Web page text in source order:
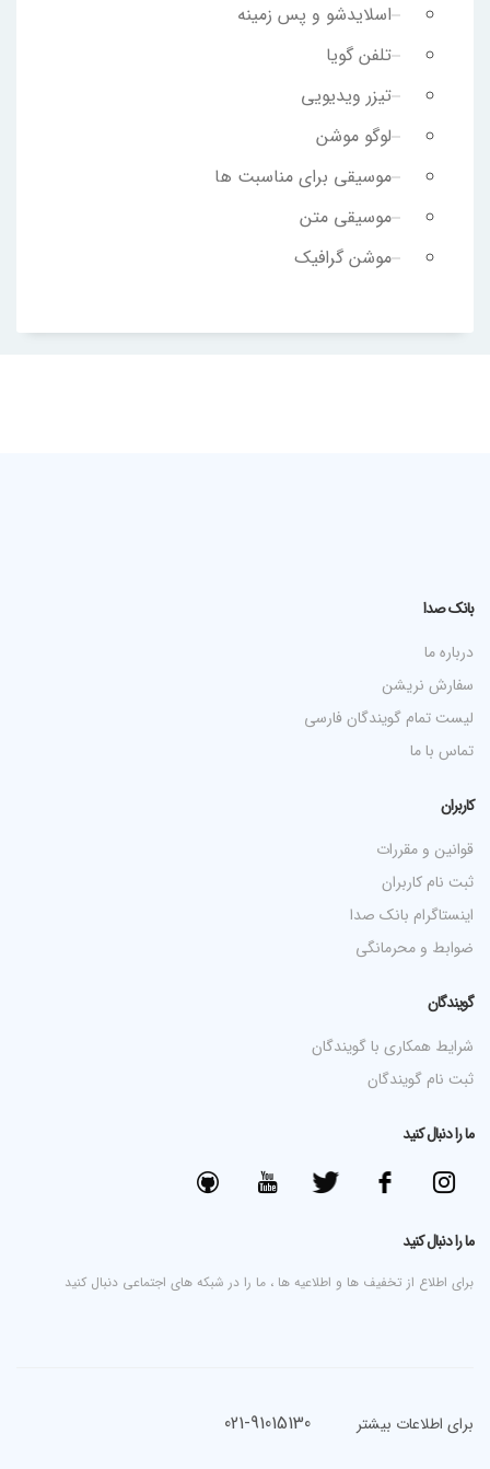
اسلایدشو و پس زمینه
تلفن گویا
تیزر ویدیویی
لوگو موشن
موسیقی برای مناسبت ها
موسیقی متن
موشن گرافیک
بانک صدا
درباره ما
سفارش نریشن
لیست تمام گویندگان فارسی
تماس با ما
کاربران
قوانین و مقررات
ثبت نام کاربران
اینستاگرام بانک صدا
ضوابط و محرمانگی
گویندگان
شرایط همکاری با گویندگان
ثبت نام گویندگان
ما را دنبال کنید
ما را دنبال کنید
برای اطلاع از تخفیف ها و اطلاعیه ها ، ما را در شبکه های اجتماعی دنبال کنید
برای اطلاعات بیشتر